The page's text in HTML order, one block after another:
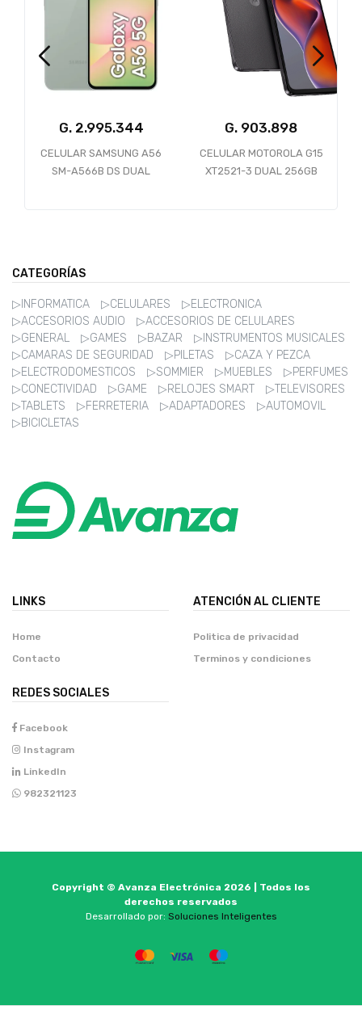
G.
CELULAR SAMSUNG A56
SM-A566B DS DUAL
G. 903.898
CELULAR MOTOROLA G15
XT2521-3 DUAL 256GB
CATEGORÍAS
▷INFORMATICA ▷CELULARES
▷ELECTRONICA
▷ACCESORIOS AUDIO
▷ACCESORIOS DE CELULARES
▷GENERAL
▷GAMES ▷BAZAR
▷INSTRUMENTOS MUSICALES
▷CAMARAS DE SEGURIDAD
▷PILETAS
▷CAZA Y PEZCA
▷ELECTRODOMESTICOS
▷SOMMIER ▷MUEBLES
▷PERFUMES
▷CONECTIVIDAD
▷GAME ▷RELOJES SMART
▷TELEVISORES
▷TABLETS
▷FERRETERIA ▷ADAPTADORES
▷AUTOMOVIL
▷BICICLETAS
LINKS
Home
Contacto
ATENCIÓN AL CLIENTE
Politica de privacidad
Terminos y condiciones
REDES SOCIALES
Facebook
Instagram
LinkedIn
982321123
Copyright © Avanza Electrónica 2026 | Todos los
derechos reservados
Desarrollado por: Soluciones Inteligentes